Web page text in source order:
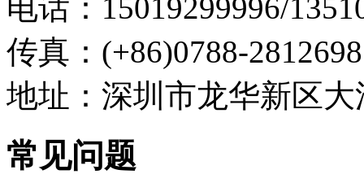
电话：15019299996/
传真：(+86)0788-
地址：深圳市龙华新区
常见问题